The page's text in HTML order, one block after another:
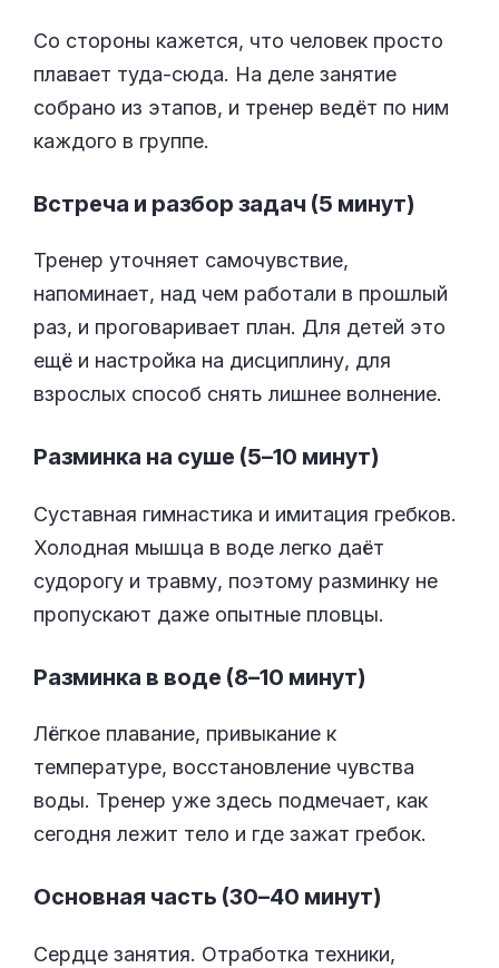
Со стороны кажется, что человек просто
плавает туда-сюда. На деле занятие
собрано из этапов, и тренер ведёт по ним
каждого в группе.
Встреча и разбор задач (5 минут)
Тренер уточняет самочувствие,
напоминает, над чем работали в прошлый
раз, и проговаривает план. Для детей это
ещё и настройка на дисциплину, для
взрослых способ снять лишнее волнение.
Разминка на суше (5–10 минут)
Суставная гимнастика и имитация гребков.
Холодная мышца в воде легко даёт
судорогу и травму, поэтому разминку не
пропускают даже опытные пловцы.
Разминка в воде (8–10 минут)
Лёгкое плавание, привыкание к
температуре, восстановление чувства
воды. Тренер уже здесь подмечает, как
сегодня лежит тело и где зажат гребок.
Основная часть (30–40 минут)
Сердце занятия. Отработка техники,